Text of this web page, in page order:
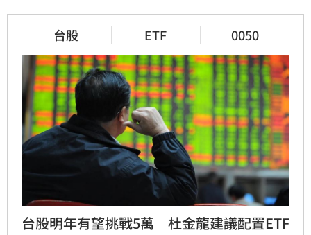
台股 ETF 0050
台股明年有望挑戰5萬　杜金龍建議配置ETF